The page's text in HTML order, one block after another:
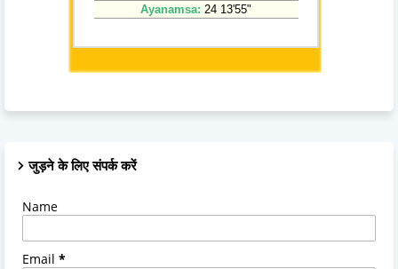
जुड़ने के लिए संपर्क करें
Name
Email *